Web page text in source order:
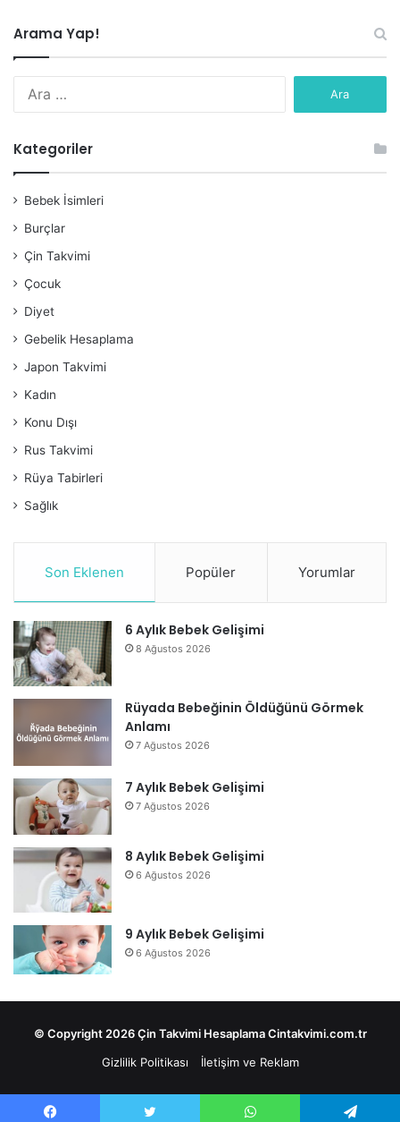
Arama Yap!
Kategoriler
Bebek İsimleri
Burçlar
Çin Takvimi
Çocuk
Diyet
Gebelik Hesaplama
Japon Takvimi
Kadın
Konu Dışı
Rus Takvimi
Rüya Tabirleri
Sağlık
Son Eklenen Popüler Yorumlar
6 Aylık Bebek Gelişimi
8 Ağustos 2026
Rüyada Bebeğinin Öldüğünü Görmek
Anlamı
7 Ağustos 2026
7 Aylık Bebek Gelişimi
7 Ağustos 2026
8 Aylık Bebek Gelişimi
6 Ağustos 2026
9 Aylık Bebek Gelişimi
6 Ağustos 2026
© Copyright 2026 Çin Takvimi Hesaplama Cintakvimi.com.tr
Gizlilik Politikası
İletişim ve Reklam